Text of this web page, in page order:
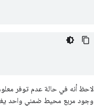
لاحظ أنه في حالة عدم توفر
وجود مربع محيط ضمني واحد